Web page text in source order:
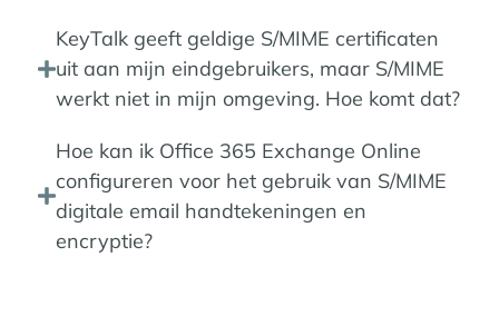
KeyTalk geeft geldige S/MIME certificaten
uit aan mijn eindgebruikers, maar S/MIME
werkt niet in mijn omgeving. Hoe komt dat?
Hoe kan ik Office 365 Exchange Online
configureren voor het gebruik van S/MIME
digitale email handtekeningen en
encryptie?